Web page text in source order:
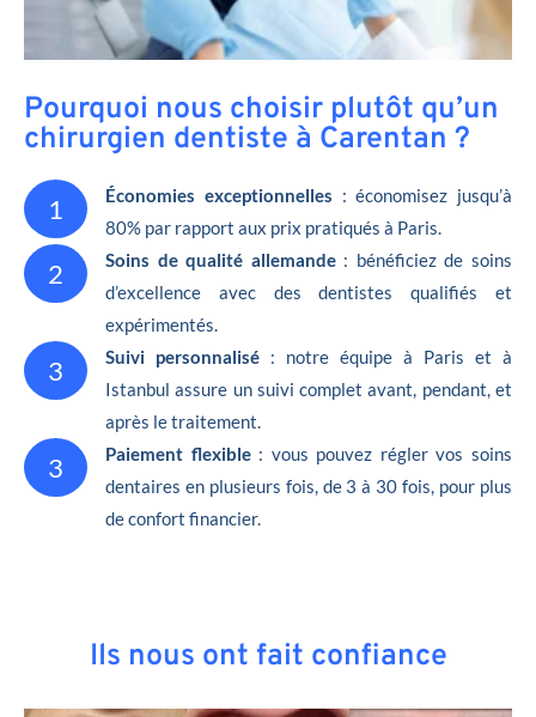
Pourquoi nous choisir plutôt qu’un
chirurgien dentiste à Carentan ?
1 Économies exceptionnelles : économisez jusqu’à
80% par rapport aux prix pratiqués à Paris.
2 Soins de qualité allemande: bénéficiez de soins
d’excellence avec des dentistes qualifiés et
expérimentés.
3 Suivi personnalisé : notre équipe à Paris et à
Istanbul assure un suivi complet avant, pendant, et
après le traitement.
3 Paiement flexible: vous pouvez régler vos soins
dentaires en plusieurs fois, de 3 à 30 fois, pour plus
de confort financier.
Ils nous ont fait confiance